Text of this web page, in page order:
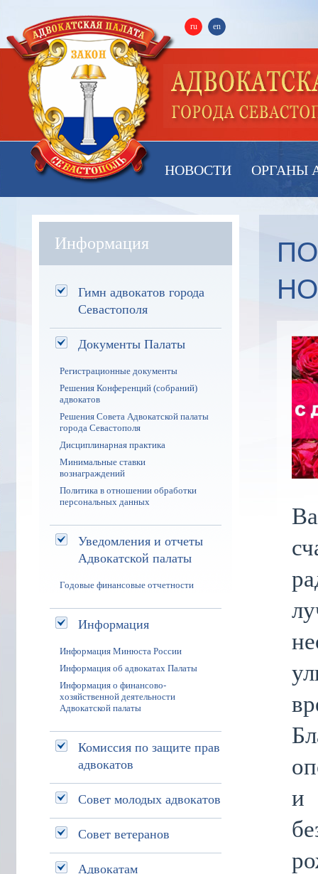
ru en
НОВОСТИ ОРГАНЫ
и
Информация
Гимн адвокатов города
Севастополя
Документы Палаты
Регистрационные документы
Решения Конференций (собраний)
адвокатов
Решения Совета Адвокатской палаты
города Севастополя
Дисциплинарная практика
Минимальные ставки
вознаграждений
Политика в отношении обработки
персональных данных
Уведомления и отчеты
Адвокатской палаты
Годовые финансовые отчетности
Информация
Информация Минюста России
Информация об адвокатах Палаты
Информация о финансово-
хозяйственной деятельности
Адвокатской палаты
Комиссия по защите прав
адвокатов
Совет молодых адвокатов
Совет ветеранов
Адвокатам